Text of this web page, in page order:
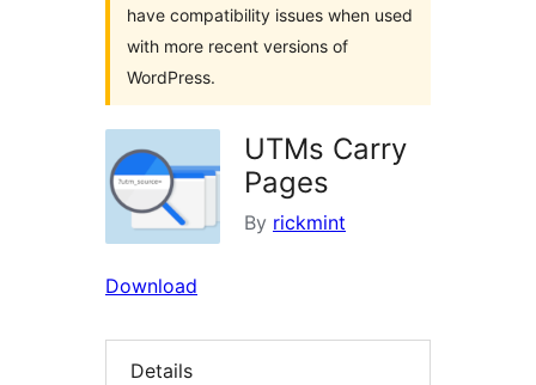
have compatibility issues when used
with more recent versions of
WordPress.
UTMs Carry
Pages
By rickmint
Download
Details